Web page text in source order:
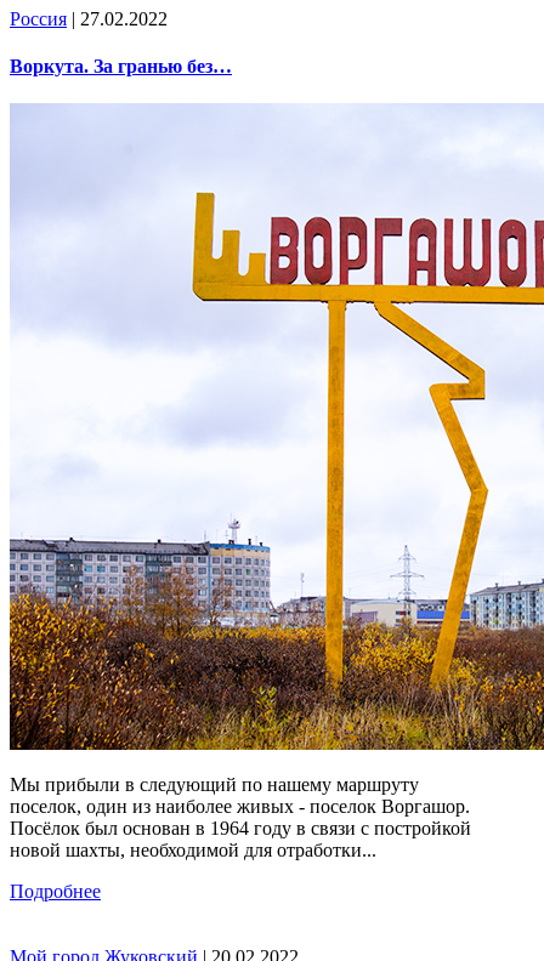
Россия | 27.02.2022
Воркута. За гранью без…
Мы прибыли в следующий по нашему маршруту
поселок, один из наиболее живых - поселок Воргашор.
Посёлок был основан в 1964 году в связи с постройкой
новой шахты, необходимой для отработки...
Подробнее